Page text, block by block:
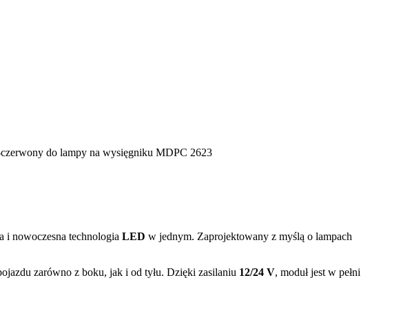
do lampy na wysięgniku MDPC 2623
i nowoczesna technologia LED w jednym. Zaprojektowany z myślą o lampach
zarówno z boku, jak i od tyłu. Dzięki zasilaniu 12/24 V, moduł jest w pełni